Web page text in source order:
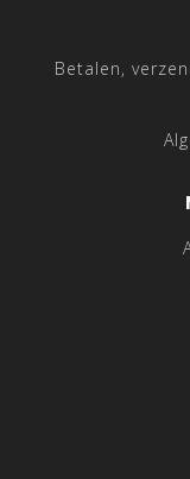
Betalen,